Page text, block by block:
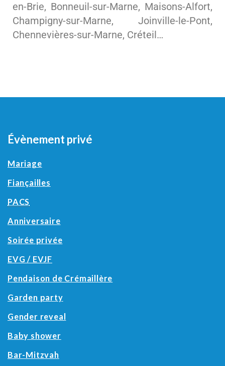
en-Brie, Bonneuil-sur-Marne, Maisons-Alfort,
Champigny-sur-Marne, Joinville-le-Pont,
Chennevières-sur-Marne, Créteil…
Évènement privé
Mariage
Fiançailles
PACS
Anniversaire
Soirée privée
EVG / EVJF
Pendaison de Crémaillère
Garden party
Gender reveal
Baby shower
Bar-Mitzvah